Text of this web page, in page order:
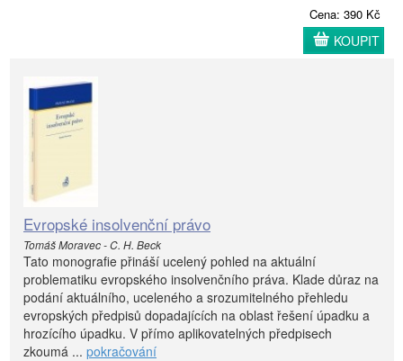
Cena: 390 Kč
KOUPIT
Evropské insolvenční právo
Tomáš Moravec - C. H. Beck
Tato monografie přináší ucelený pohled na aktuální
problematiku evropského insolvenčního práva. Klade důraz na
podání aktuálního, uceleného a srozumitelného přehledu
evropských předpisů dopadajících na oblast řešení úpadku a
hrozícího úpadku. V přímo aplikovatelných předpisech
zkoumá ... pokračování